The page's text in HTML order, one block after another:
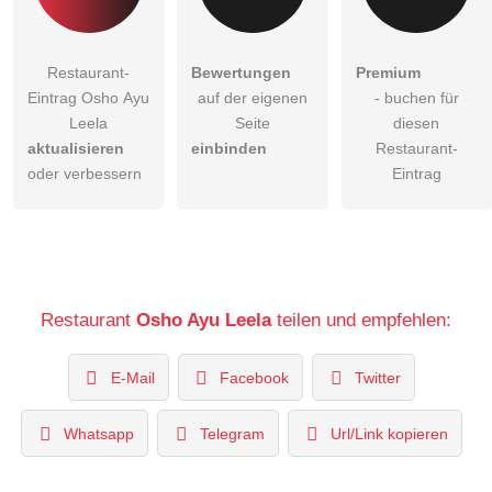
Restaurant-
Eintrag Osho Ayu
Leela
aktualisieren
oder verbessern
Bewertungen
auf der eigenen
Seite
einbinden
Premium
- buchen für
diesen
Restaurant-
Eintrag
Restaurant Osho Ayu Leelateilen und empfehlen:
E-Mail Facebook Twitter
Whatsapp Telegram Url/Link kopieren